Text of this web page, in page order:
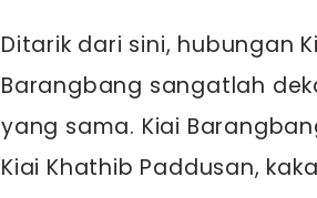
Ditarik dari sini, hubungan
Barangbang sangatlah
yang sama. Kiai
Kiai Khathib Paddusan,